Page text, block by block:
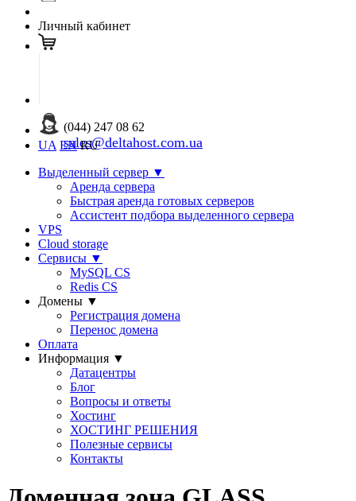
Личный кабинет
(044) 247 08 62
sales@deltahost.com.ua
UA EN RU
Выделенный сервер ▼
Аренда сервера
Быстрая аренда готовых серверов
Ассистент подбора выделенного сервера
VPS
Cloud storage
Сервисы ▼
MySQL CS
Redis CS
Домены ▼
Регистрация домена
Перенос домена
Оплата
Информация ▼
Датацентры
Блог
Вопросы и ответы
Хостинг
ХОСТИНГ РЕШЕНИЯ
Полезные сервисы
Контакты